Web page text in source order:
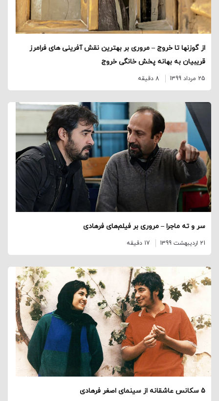
از گوزنها تا خروج – مروری بر بهترین نقش آفرینی های فرامرز
قریبیان به بهانه پخش خانگی خروج
25 مرداد 1399 8 دقیقه
سر و ته ماجرا – مروری بر فیلم‌های فرهادی
21 اردیبهشت 1399 17 دقیقه
5 سکانس عاشقانه از سینمای اصغر فرهادی